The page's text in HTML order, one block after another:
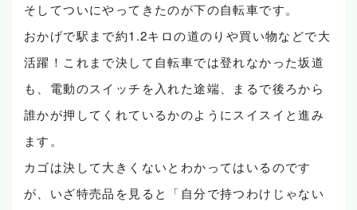
そしてついにやってきたのが下の自転車です。
おかげで駅まで約1.2キロの道のりや買い物などで大
活躍！これまで決して自転車では登れなかった坂道
も、電動のスイッチを入れた途端、まるで後ろから
誰かが押してくれているかのようにスイスイと進み
ます。
カゴは決して大きくないとわかってはいるのです
が、いざ特売品を見ると「自分で持つわけじゃない